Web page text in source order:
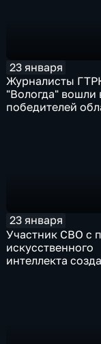
23 января
Журналисты
"Вологда" вошли
победителей
23 января
Участник СВО с
искусственного
интеллекта